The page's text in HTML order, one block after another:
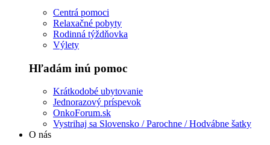
Centrá pomoci
Relaxačné pobyty
Rodinná týždňovka
Výlety
Hľadám inú pomoc
Krátkodobé ubytovanie
Jednorazový príspevok
OnkoForum.sk
Vystrihaj sa Slovensko / Parochne / Hodvábne šatky
O nás